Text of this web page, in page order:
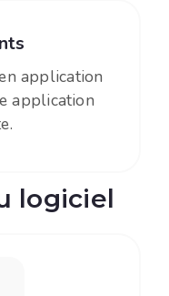
application
application
logiciel